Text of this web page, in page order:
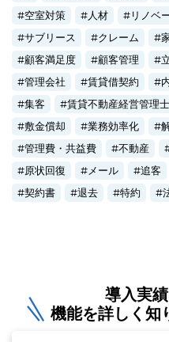
空室対策
人材 リノベ
サブリース
クレーム
顧客満足度
顧客管理
管理会社
賃貸借契約
集客
賃貸不動産経営管理士
敷金償却
業務効率化
管理費・共益費
不動産
原状回復
メール 追客
契約書
退去 特約
導入実
機能を詳しく知